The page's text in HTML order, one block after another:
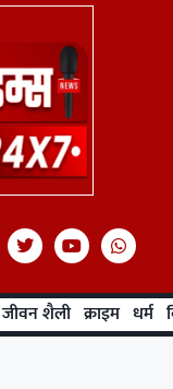
जीवन शैली क्राइम धर्म